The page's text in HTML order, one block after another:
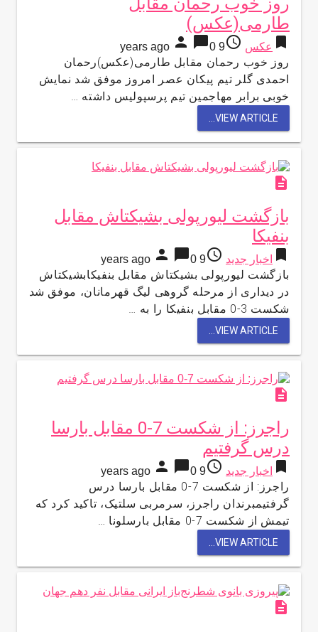
طارمی(عکس)
bookmark عکس access_time
9 years ago
person chat_bubble0
روز خوب رحمان مقابل طارمی(عکس)رحمان
احمدی گلر تیم پیکان عصر امروز موفق شد نمایش
خوبی برابر مهاجمین تیم پرسپولیس داشته …
VIEW ARTICLE...
description
بازگشت لیورپولی بشیکتاش مقابل
بنفیکا
bookmark اخبار جدید access_time
9 years ago
person chat_bubble0
بازگشت لیورپولی بشیکتاش مقابل بنفیکابشیکتاش
در دیداری از مرحله گروهی لیگ قهرمانان، موفق شد
شکست 3-0 مقابل بنفیکا را به …
VIEW ARTICLE...
description
راجرز: از شکست 7-0 مقابل بارسا
درس گرفتیم
bookmark اخبار جدید access_time
9 years ago
person chat_bubble0
راجرز: از شکست 7-0 مقابل بارسا درس
گرفتیمبرندان راجرز، سرمربی سلتیک، تاکید کرد که
تیمش از شکست 7-0 مقابل بارسلونا …
VIEW ARTICLE...
description